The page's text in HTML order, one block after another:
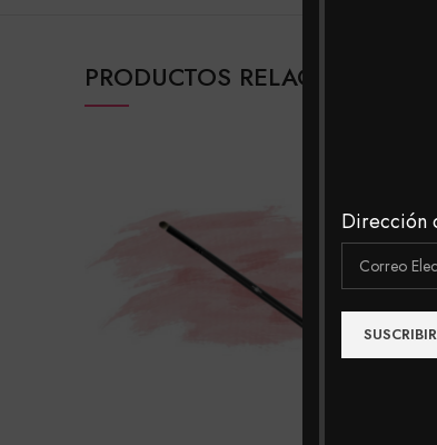
Dirección
PRODUCTOS RELACIONADOS